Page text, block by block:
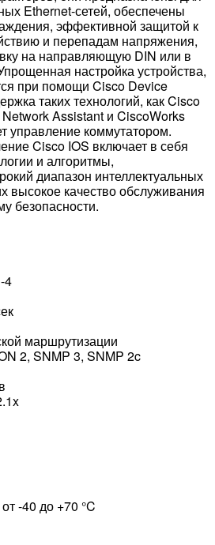
Ethernet-сетей, обеспечены
эффективной защитой к
и перепадам напряжения,
на направляющую DIN или в
настройка устройства,
при помощи Cisco Device
таких технологий, как Cisco
Assistant и CiscoWorks
управление коммутатором.
Cisco IOS включает в себя
и алгоритмы,
диапазон интеллектуальных
высокое качество обслуживания
безопасности.
4
маршрутизации
2, SNMP 3, SNMP 2c
-40 до +70 °C